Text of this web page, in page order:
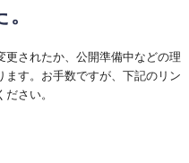
されたか、公開準備中などの理
す。お手数ですが、下記のリン
さい。